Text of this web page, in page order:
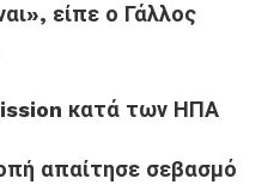
είπε ο Γάλλος
κατά των ΗΠΑ
απαίτησε σεβασμό